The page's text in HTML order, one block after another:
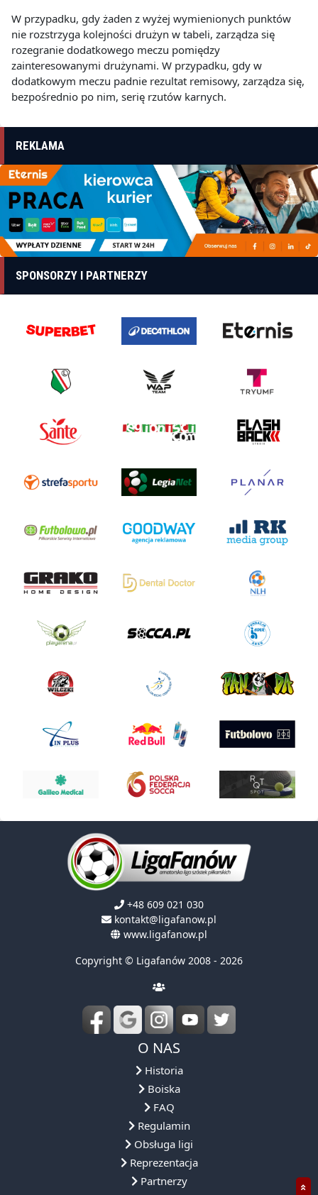
W przypadku, gdy żaden z wyżej wymienionych punktów
nie rozstrzyga kolejności drużyn w tabeli, zarządza się
rozegranie dodatkowego meczu pomiędzy
zainteresowanymi drużynami. W przypadku, gdy w
dodatkowym meczu padnie rezultat remisowy, zarządza się,
bezpośrednio po nim, serię rzutów karnych.
REKLAMA
SPONSORZY I PARTNERZY
+48 609 021 030
kontakt@ligafanow.pl
www.ligafanow.pl
Copyright © Ligafanów 2008 - 2026
O NAS
Historia
Boiska
FAQ
Regulamin
Obsługa ligi
Reprezentacja
Partnerzy